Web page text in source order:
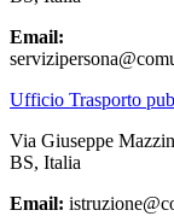
Email:
Ufficio Trasporto
Via Giuseppe
BS, Italia
Email: